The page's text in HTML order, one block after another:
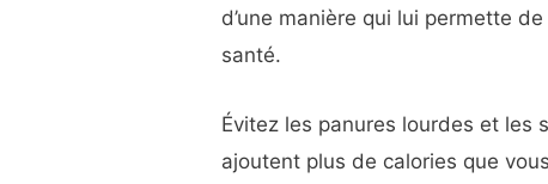
d’une manière qui lui permette
santé.
Évitez les panures lourdes et les
ajoutent plus de calories que